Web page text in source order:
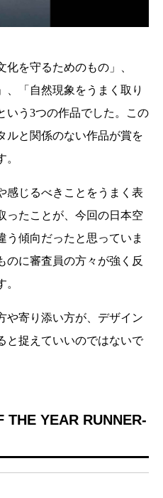
を守るためのもの」、
、「自然現象をうまく取り
いう3つの作品でした。この
ルと関係のない作品が賞を
感じるべきことをうまく表
ったことが、今回の日本空
う傾向だったと思っていま
のに審査員の方々が強く反
や寄り添い方が、デザイン
と捉えていいのではないで
THE YEAR RUNNER-